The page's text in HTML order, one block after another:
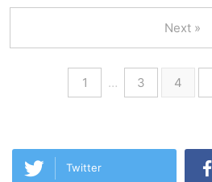
1 … 3 4
Next »
Twitter